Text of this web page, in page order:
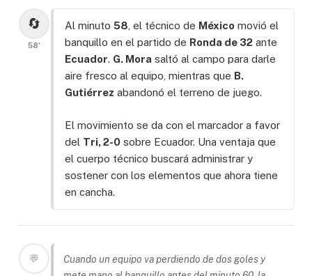
🔄
58'
Al minuto 58 , el técnico de México movió el
banquillo en el partido de Ronda de 32 ante
Ecuador. G. Mora saltó al campo para darle
aire fresco al equipo, mientras que B.
Gutiérrez abandonó el terreno de juego.
El movimiento se da con el marcador a favor
del Tri, 2-0 sobre Ecuador. Una ventaja que
el cuerpo técnico buscará administrar y
sostener con los elementos que ahora tiene
en cancha.
💬
Cuando un equipo va perdiendo de dos goles y